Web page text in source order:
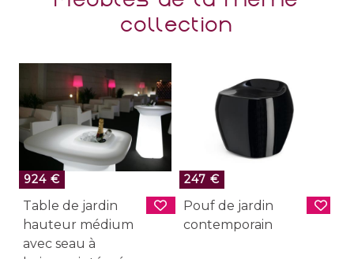
collection
924 €
Table de jardin
hauteur médium
avec seau à
247 €
Pouf de jardin
contemporain